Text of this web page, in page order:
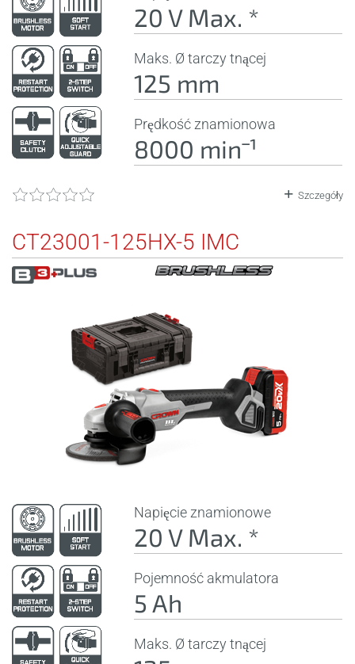
20 V Max. *
Maks. Ø tarczy tnącej
125 mm
Prędkość znamionowa
8000 minˉ¹
Szczegóły
CT23001-125HX-5 IMC
Napięcie znamionowe
20 V Max. *
Pojemność akmulatora
5 Ah
Maks. Ø tarczy tnącej